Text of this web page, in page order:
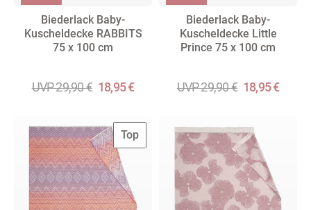
Biederlack Baby-
Kuscheldecke RABBITS
75 x 100 cm
UVP 29,90 € 18,95 €
Biederlack Baby-
Kuscheldecke Little
Prince 75 x 100 cm
UVP 29,90 € 18,95 €
Top